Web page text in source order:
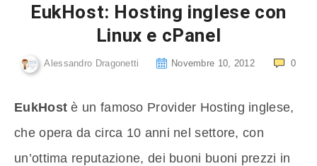
EukHost: Hosting inglese con
Linux e cPanel
Alessandro Dragonetti Novembre 10, 2012 0
EukHost è un famoso Provider Hosting inglese,
che opera da circa 10 anni nel settore, con
un’ottima reputazione, dei buoni buoni prezzi in